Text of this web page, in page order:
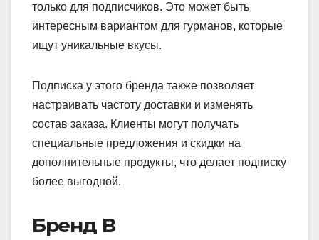
только для подписчиков. Это может быть
интересным вариантом для гурманов, которые
ищут уникальные вкусы.
Подписка у этого бренда также позволяет
настраивать частоту доставки и изменять
состав заказа. Клиенты могут получать
специальные предложения и скидки на
дополнительные продукты, что делает подписку
более выгодной.
Бренд В